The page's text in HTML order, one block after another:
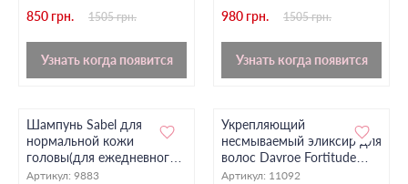
850 грн. 1505 грн.
Узнать когда появится
980 грн. 1505 грн.
Узнать когда появится
Шампунь Sabel для
нормальной кожи
головы(для ежедневного
использования ), 350 мл
Артикул: 9883
Укрепляющий
несмываемый эликсир для
волос Davroe Fortitude
Bond Building Elixir, 75 мл
Артикул: 11092